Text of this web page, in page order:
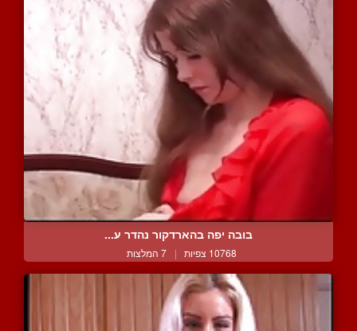
בובה יפה בהארדקור נהדר ע...
10768 צפיות | 7 המלצות